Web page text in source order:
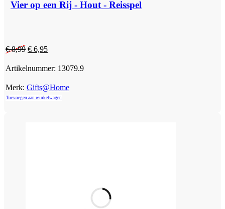
Vier op een Rij - Hout - Reisspel
€8,99 Oorspronkelijke
was:
€ 6,95Huidige
is:
Artikelnummer: 13079.9
Merk: Gifts@Home
Toevoegen aan winkelwagen